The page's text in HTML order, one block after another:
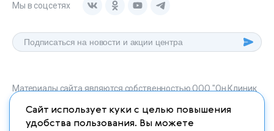
Мы в соцсетях
Материалы сайта являются собственностью ООО "Он Клиник
onclinic-ryazan.ru запрещено в соответствии со статьей 1259
ГК. РФ.
Сайт использует куки с целью повышения
удобства пользования. Вы можете